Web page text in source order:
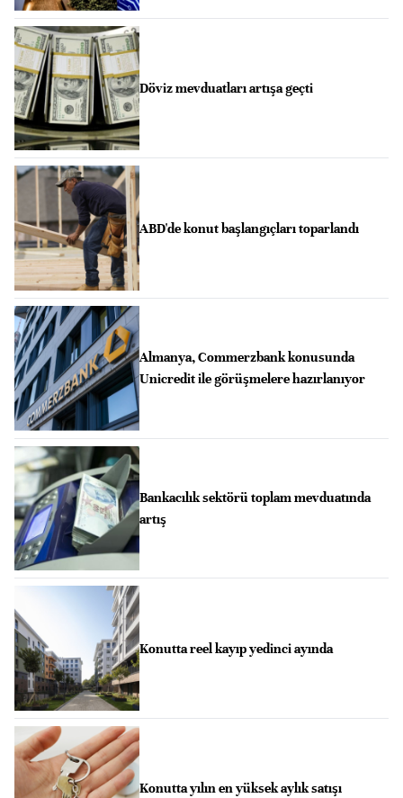
Döviz mevduatları artışa geçti
ABD'de konut başlangıçları toparlandı
Almanya, Commerzbank konusunda
Unicredit ile görüşmelere hazırlanıyor
Bankacılık sektörü toplam mevduatında
artış
Konutta reel kayıp yedinci ayında
Konutta yılın en yüksek aylık satışı